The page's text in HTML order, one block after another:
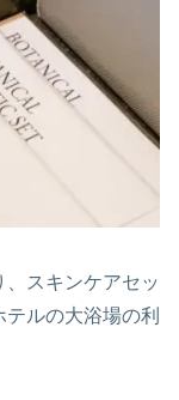
スキンケアセッ
ルの大浴場の利